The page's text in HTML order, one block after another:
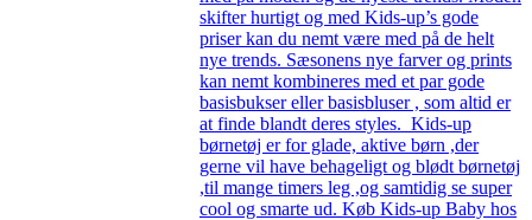
skifter hurtigt og med Kids-up’s gode
priser kan du nemt være med på de helt
nye trends. Sæsonens nye farver og prints
kan nemt kombineres med et par gode
basisbukser eller basisbluser , som altid er
at finde blandt deres styles. Kids-up
børnetøj er for glade, aktive børn ,der
gerne vil have behageligt og blødt børnetøj
,til mange timers leg ,og samtidig se super
cool og smarte ud. Køb Kids-up Baby hos